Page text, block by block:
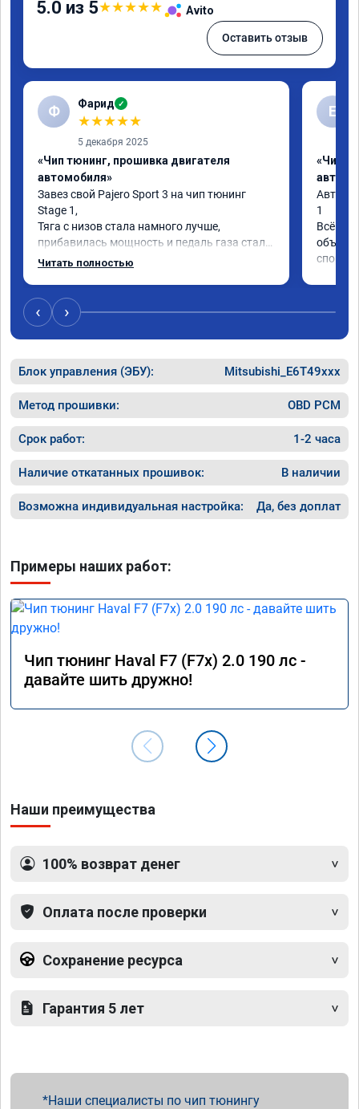
5.0 из 5★★★★★ Avito
Оставить отзыв
Ф Фарид ✓
★★★★★
5 декабря 2025
«Чип тюнинг, прошивка двигателя
автомобиля»
Завез свой Pajero Sport 3 на чип тюнинг
Stage 1,
Тяга с низов стала намного лучше,
прибавилась мощность и педаль газа стала
отзывчивее.
качественно!
Читал что в Австралии при покупке этих
машин сразу делают чип тюнинг, чтобы не
Завтра везу X7 на чип, Там по цифрам
результаты должны быть еще лучше)
Читать полностью
Е
«Чип
1
Всё
‹ ›
Блок управления (ЭБУ): Mitsubishi_E6T49xxx
Метод прошивки: OBD PCM
Срок работ: 1-2 часа
Наличие откатанных прошивок: В наличии
Возможна индивидуальная настройка: Да, без доплат
Примеры наших работ:
Чип тюнинг Haval F7 (F7x) 2.0 190 лс -
давайте шить дружно!
Наши преимущества
100% возврат денег
Оплата после проверки
Сохранение ресурса
Гарантия 5 лет
Наши специалисты по чип тюнингу